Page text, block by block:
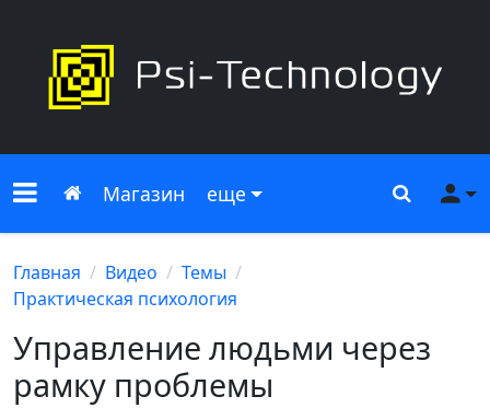
Меню сайта
Главная
Магазин еще Поиск
Главная Видео
Темы
Практическая психология
Управление людьми через
рамку проблемы